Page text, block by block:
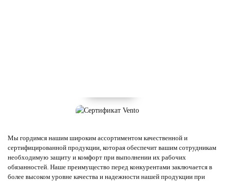
Мы гордимся нашим широким ассортиментом качественной и
сертифицированной продукции, которая обеспечит вашим сотрудникам
необходимую защиту и комфорт при выполнении их рабочих
обязанностей. Наше преимущество перед конкурентами заключается в
более высоком уровне качества и надежности нашей продукции при